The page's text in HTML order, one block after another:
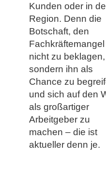
Kunden oder in
Region. Denn die
Botschaft, den
Fachkräftemangel
nicht zu beklagen,
sondern ihn als
Chance zu
und sich auf den
als großartiger
Arbeitgeber zu
machen – die ist
aktueller denn je.